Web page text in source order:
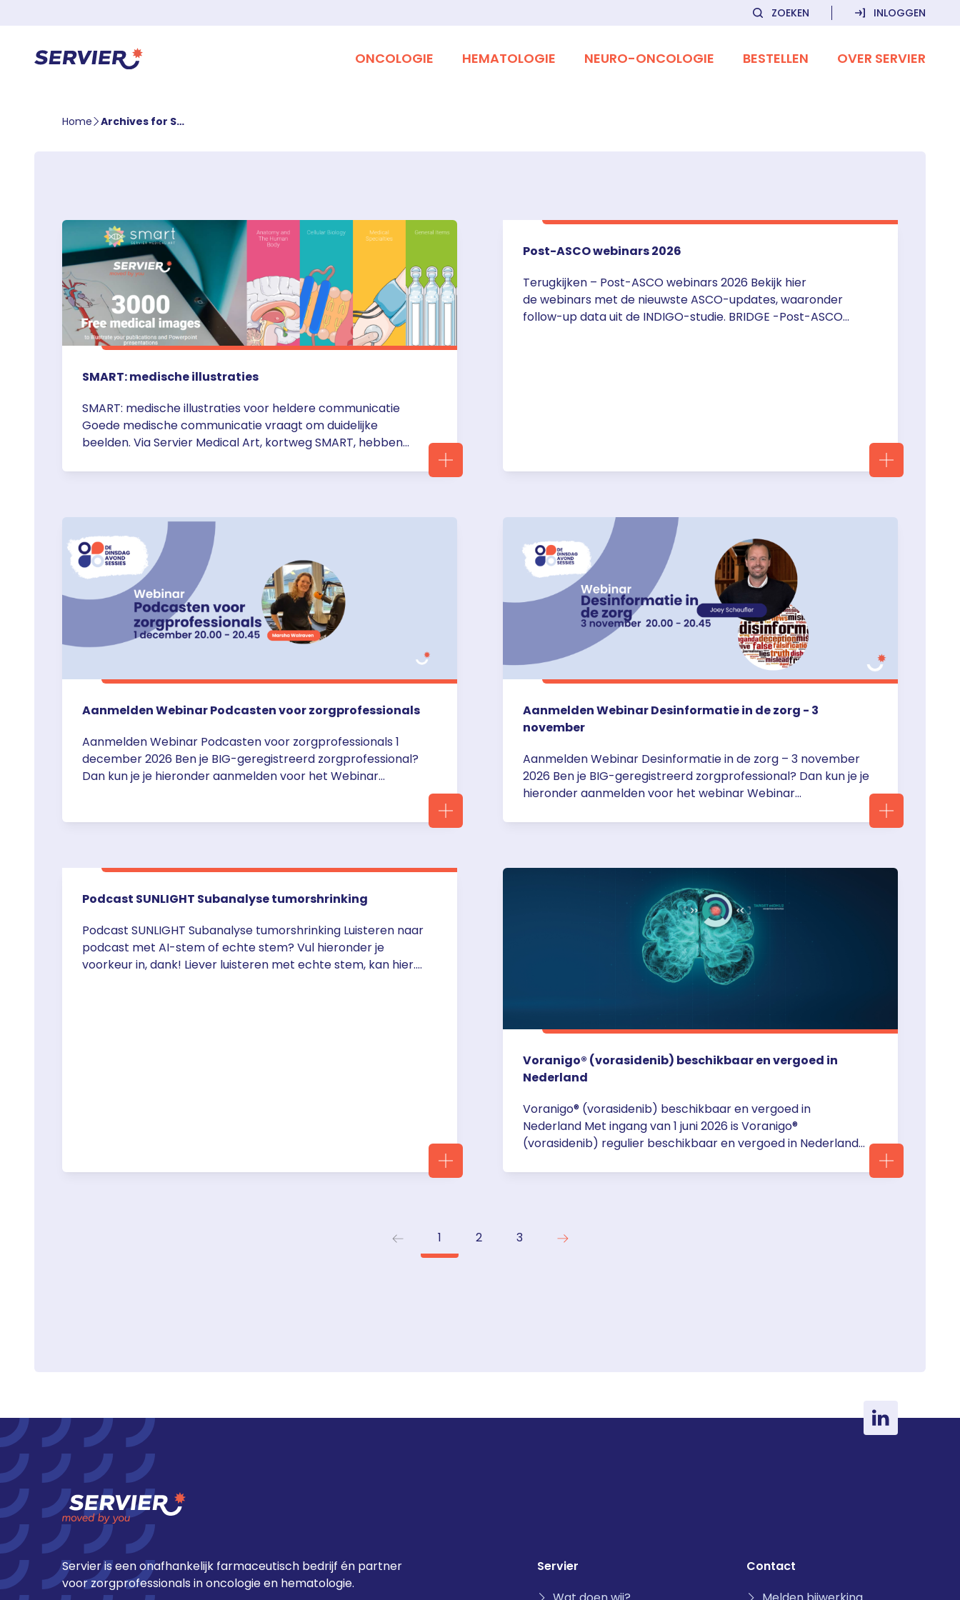
ZOEKEN INLOGGEN
ONCOLOGIE HEMATOLOGIE NEURO-ONCOLOGIE BESTELLEN OVER SERVIER
Home Archives for Suzanne Torenvliet
SMART: medische illustraties
SMART: medische illustraties voor heldere communicatie
Goede medische communicatie vraagt om duidelijke
beelden. Via Servier Medical Art, kortweg SMART, hebben
medische en anatomische illustraties. De illustraties kunnen
middelen. Alle illustraties zijn vrij te gebruiken, met een
bronvermelding … <a href="https://servier.nl/smart-
medische-illustraties/">Continued</a>
Post-ASCO webinars 2026
Terugkijken – Post-ASCO webinars 2026 Bekijk hier
de webinars met de nieuwste ASCO-updates, waaronder
follow-up data uit de INDIGO-studie. BRIDGE -Post-ASCO
Aanmelden Webinar Podcasten voor zorgprofessionals
Aanmelden Webinar Podcasten voor zorgprofessionals 1
december 2026 Ben je BIG-geregistreerd zorgprofessional?
Dan kun je je hieronder aanmelden voor het Webinar
20.00 – 20.45 Aanmeldformulier webinar Podcasten voor
Aanmelden Webinar Desinformatie in de zorg - 3
november
Aanmelden Webinar Desinformatie in de zorg – 3 november
2026 Ben je BIG-geregistreerd zorgprofessional? Dan kun je je
hieronder aanmelden voor het webinar Webinar
november om 20.00 uur. De webinars zijn via Teams van 20.00
Podcast SUNLIGHT Subanalyse tumorshrinking
Podcast SUNLIGHT Subanalyse tumorshrinking Luisteren naar
podcast met AI-stem of echte stem? Vul hieronder je
voorkeur in, dank! Liever luisteren met echte stem, kan hier.
Voranigo® (vorasidenib) beschikbaar en vergoed in
Nederland
Voranigo® (vorasidenib) beschikbaar en vergoed in
Nederland Met ingang van 1 juni 2026 is Voranigo®
(vorasidenib) regulier beschikbaar en vergoed in Nederland
geïndiceerd voor de behandeling van overwegend niet-
href="https://servier.nl/voranigo-vorasidenib-beschikbaar-
1 2 3
Servier is een onafhankelijk farmaceutisch bedrijf én partner
voor zorgprofessionals in oncologie en hematologie.
Servier
Contact